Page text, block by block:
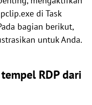
di Task
bagian berikut,
untuk Anda.
RDP dari